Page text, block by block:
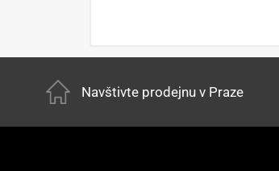
Navštivte prodejnu v Praze